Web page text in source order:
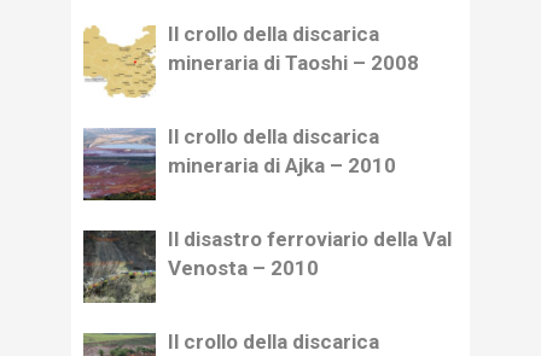
Il crollo della discarica
mineraria di Taoshi – 2008
Il crollo della discarica
mineraria di Ajka – 2010
Il disastro ferroviario della Val
Venosta – 2010
Il crollo della discarica